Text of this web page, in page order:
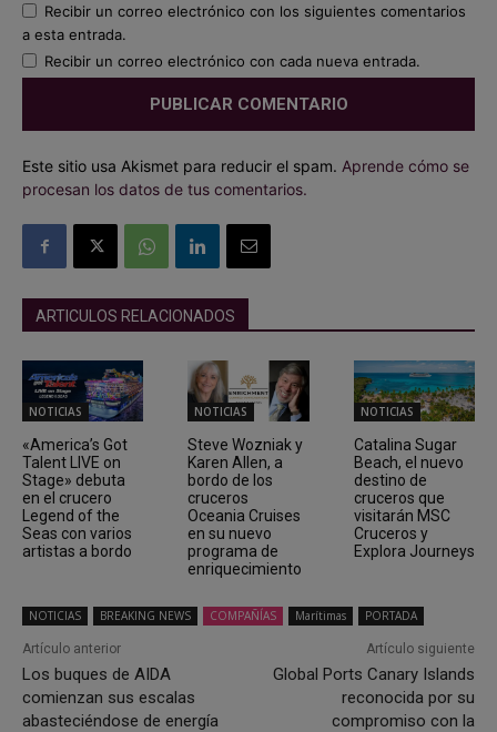
Recibir un correo electrónico con los siguientes comentarios
a esta entrada.
Recibir un correo electrónico con cada nueva entrada.
Este sitio usa Akismet para reducir el spam. Aprende cómo se
procesan los datos de tus comentarios.
ARTICULOS RELACIONADOS
NOTICIAS
«America’s Got
Talent LIVE on
Stage» debuta
en el crucero
Legend of the
Seas con varios
artistas a bordo
NOTICIAS
Steve Wozniak y
Karen Allen, a
bordo de los
cruceros
Oceania Cruises
en su nuevo
programa de
enriquecimiento
NOTICIAS
Catalina Sugar
Beach, el nuevo
destino de
cruceros que
visitarán MSC
Cruceros y
Explora Journeys
NOTICIAS BREAKING NEWS COMPAÑÍAS Marítimas PORTADA
Artículo anterior
Los buques de AIDA
comienzan sus escalas
abasteciéndose de energía
Artículo siguiente
Global Ports Canary Islands
reconocida por su
compromiso con la